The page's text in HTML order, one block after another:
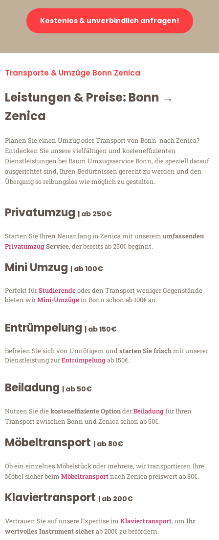
Kostenlos & unverbindlich anfragen!
Transporte & Umzüge Bonn Zenica
Leistungen & Preise: Bonn →
Zenica
Planen Sie einen Umzug oder Transport von Bonn nach Zenica?
Entdecken Sie unsere vielfältigen und kosteneffizienten
Dienstleistungen bei Baum Umzugsservice Bonn, die speziell darauf
ausgerichtet sind, Ihren Bedürfnissen gerecht zu werden und den
Übergang so reibungslos wie möglich zu gestalten.
Privatumzug | ab 250€
Starten Sie Ihren Neuanfang in Zenica mit unserem umfassenden
PrivatumzugService, der bereits ab 250€ beginnt.
Mini Umzug | ab 100€
Perfekt fürStudierendeoder den Transport weniger Gegenstände
bieten wirMini-Umzügein Bonn schon ab 100€ an.
Entrümpelung | ab 150€
Befreien Sie sich von Unnötigem undstarten Sie frischmit unserer
Dienstleistung zurEntrümpelungab 150€.
Beiladung | ab 50€
Nutzen Sie diekosteneffiziente OptionderBeiladungfür Ihren
Transport zwischen Bonn und Zenica schon ab 50€.
Möbeltransport | ab 80€
Ob ein einzelnes Möbelstück oder mehrere, wir transportieren Ihre
Möbel sicher beim Möbeltransportnach Zenica preiswert ab 80€.
Klaviertransport | ab 200€
Vertrauen Sie auf unsere Expertise im Klaviertransport, um Ihr
wertvolles Instrument sicherab 200€ zu befördern.